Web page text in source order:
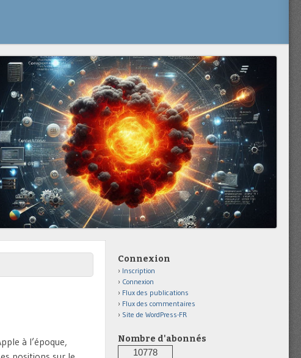
à l’époque,
Connexion
Inscription
Connexion
Flux des publications
Flux des commentaires
Site de WordPress-FR
Nombre d'abonnés
10778